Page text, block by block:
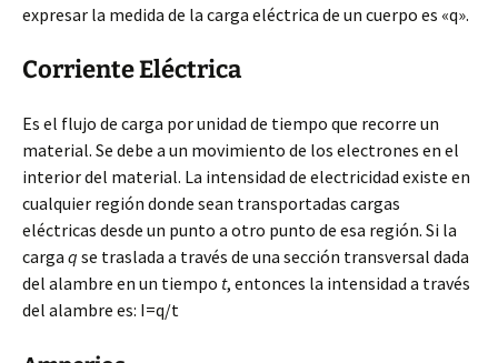
expresar la medida de la carga eléctrica de un cuerpo es «q».
Corriente Eléctrica
Es el flujo de carga por unidad de tiempo que recorre un
material. Se debe a un movimiento de los electrones en el
interior del material. La intensidad de electricidad existe en
cualquier región donde sean transportadas cargas
eléctricas desde un punto a otro punto de esa región. Si la
carga q se traslada a través de una sección transversal dada
del alambre en un tiempo t, entonces la intensidad a través
del alambre es: I=q/t